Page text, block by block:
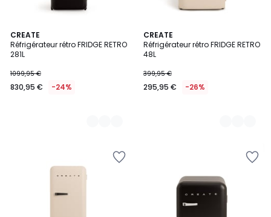
CREATE
Réfrigérateur rétro FRIDGE RETRO
281L
1099,95 €
830,95 € -24%
10
Couleurs
CREATE
Réfrigérateur rétro FRIDGE RETRO
48L
399,95 €
295,95 € -26%
10
Couleurs